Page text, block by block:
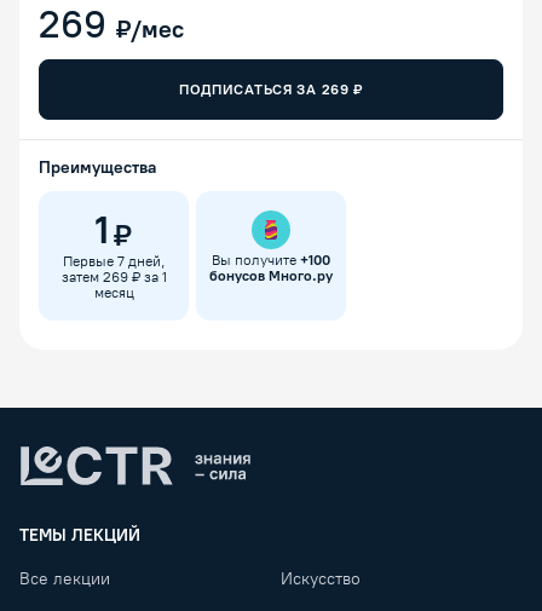
269 ₽/мес
ПОДПИСАТЬСЯ ЗА 269 ₽
Преимущества
1 ₽
Первые 7 дней,
затем 269 ₽ за 1
месяц
Вы получите +100
бонусов Много.ру
ТЕМЫ ЛЕКЦИЙ
Все лекции Искусство